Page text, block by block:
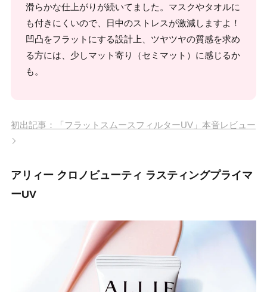
滑らかな仕上がりが続いてました。マスクやタオルに
も付きにくいので、日中のストレスが激減しますよ！
凹凸をフラットにする設計上、ツヤツヤの質感を求め
る方には、少しマット寄り（セミマット）に感じるか
も。
初出記事：「フラットスムースフィルターUV」本音レビュー
アリィー クロノビューティ ラスティングプライマ
ーUV